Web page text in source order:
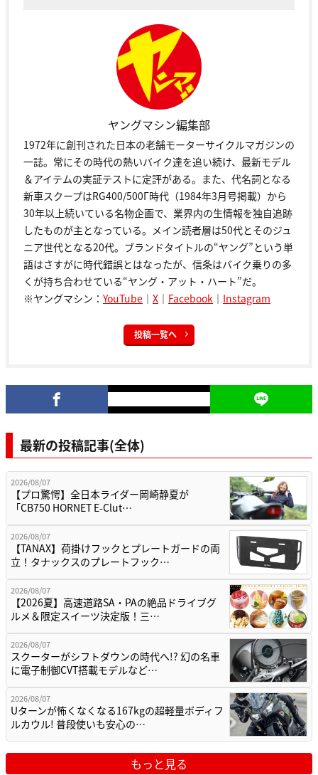
ヤングマシン編集部
1972年に創刊された日本の老舗モーターサイクルマガジンの
一誌。常にその時代の熱いバイク達を追い続け、最新モデル
＆アイテムの実証テストに定評がある。また、代名詞となる
新車スクープはRG400/500Γ時代（1984年3月号掲載）から
30年以上続いている名物企画で、業界内の生情報を独自追跡
したものが主となっている。メイン読者層は50代とそのジュ
ニア世代となる20代。ブランドタイトルの“ヤング”という単
語はさすがに時代錯誤とはなったが、信条はバイク乗りの多
くが持ち合わせている“ヤング・アット・ハート”だ。
※ヤングマシン： YouTube ｜ X ｜ Facebook ｜ Instagram
投稿一覧へ
最新の投稿記事(全体)
2026/08/07
【プロ驚愕】全日本ライダー岡崎静夏が
「CB750 HORNET E-Clut…
2026/08/07
【TANAX】荷掛けフックとプレートガードの両
立！タナックスのプレートフック…
2026/08/07
【2026夏】高速道路SA・PAの絶品ドライブグ
ルメ＆限定スイーツ決定版！三…
2026/08/07
スクーターがシフトダウンの時代へ!? 幻の名車
に電子制御CVT搭載モデルなど…
2026/08/07
Uターンが怖くなくなる167kgの超軽量ボディフ
ルカウル! 普段使いも安心の…
もっと見る